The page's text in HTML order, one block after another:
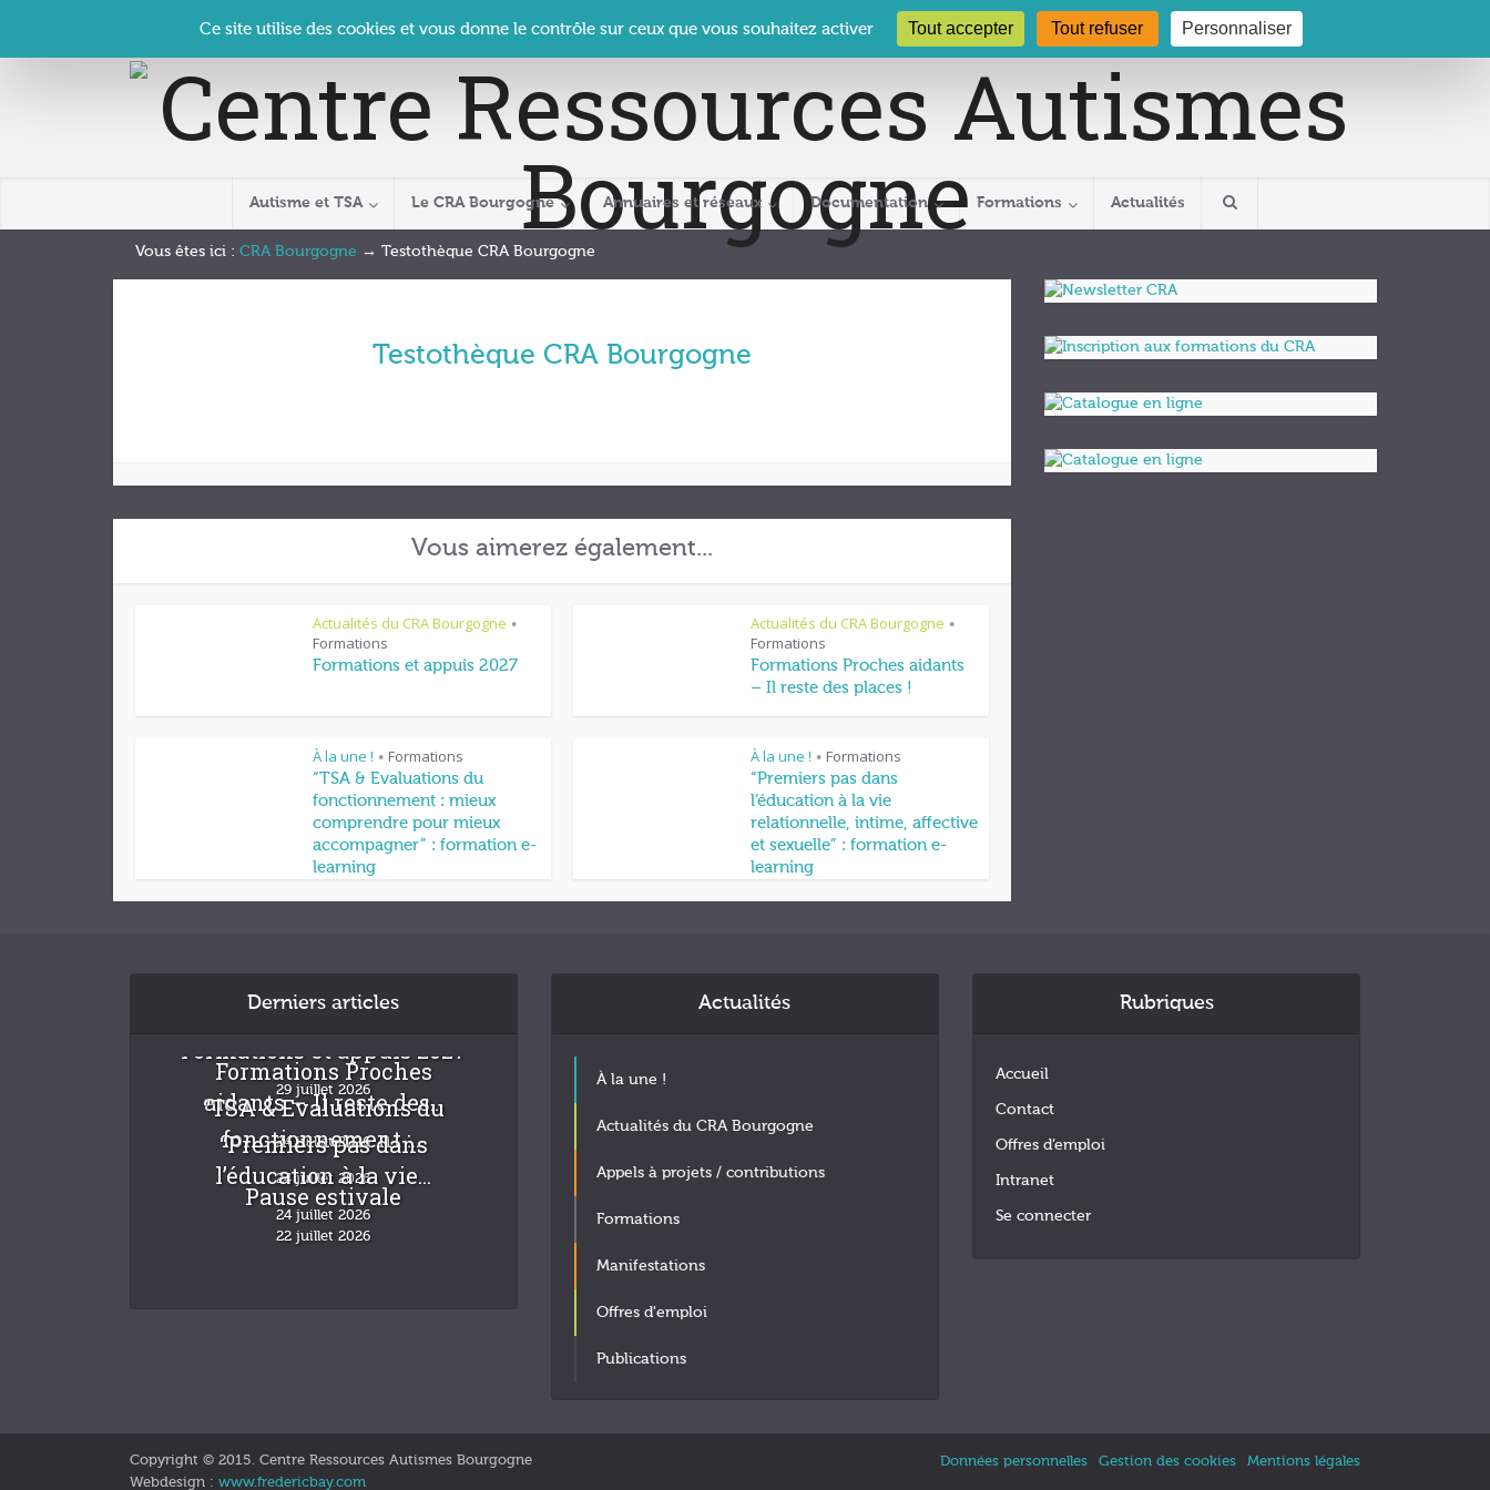
Contact Se connecter | CRA Bourgogne – Le Clos des Présidents – 19-21 rue Coty – 21 000 DIJON cra@crabourgogne.org 03 80 29 54 19
Autisme et TSA Le CRA Bourgogne Annuaires et réseaux Documentation Formations Actualités
Vous êtes ici : CRA Bourgogne → Testothèque CRA Bourgogne
Testothèque CRA Bourgogne
Vous aimerez également...
Actualités du CRA Bourgogne •
Formations
Formations et appuis 2027
Actualités du CRA Bourgogne •
Formations
Formations Proches aidants
– Il reste des places !
À la une ! • Formations
“TSA & Evaluations du
fonctionnement : mieux
comprendre pour mieux
accompagner” : formation e-
learning
À la une ! • Formations
“Premiers pas dans
l’éducation à la vie
relationnelle, intime, affective
et sexuelle” : formation e-
learning
Derniers articles
Formations et appuis 2027
29 juillet 2026
Formations Proches
aidants – Il reste des...
24 juillet 2026
“TSA & Evaluations du
fonctionnement :...
24 juillet 2026
“Premiers pas dans
l’éducation à la vie...
24 juillet 2026
Pause estivale
22 juillet 2026
Actualités
À la une !
Actualités du CRA Bourgogne
Appels à projets / contributions
Formations
Manifestations
Offres d'emploi
Publications
Rubriques
Accueil
Contact
Offres d’emploi
Intranet
Se connecter
Copyright © 2015. Centre Ressources Autismes Bourgogne
Webdesign : www.fredericbay.com
Données personnelles Gestion des cookies Mentions légales
Ce site utilise des cookies et vous donne le contrôle sur ceux que vous souhaitez activer Tout accepter Tout refuser Personnaliser